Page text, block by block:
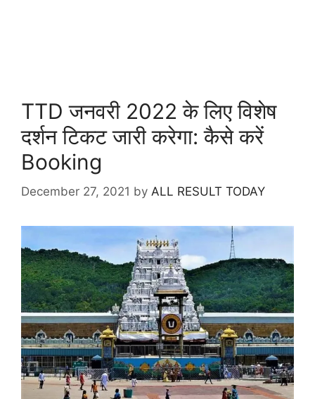
TTD जनवरी 2022 के लिए विशेष
दर्शन टिकट जारी करेगा: कैसे करें
Booking
December 27, 2021 by ALL RESULT TODAY